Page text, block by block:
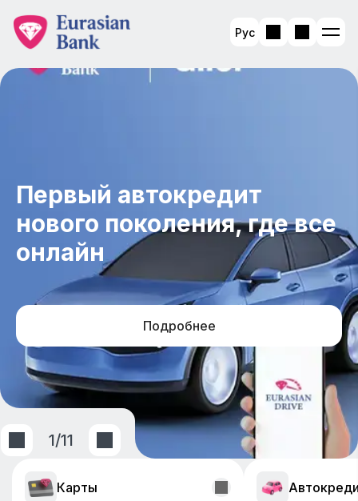
Рус
Первый автокредит
нового поколения, где все
онлайн
Подробнее
1/11
Карты